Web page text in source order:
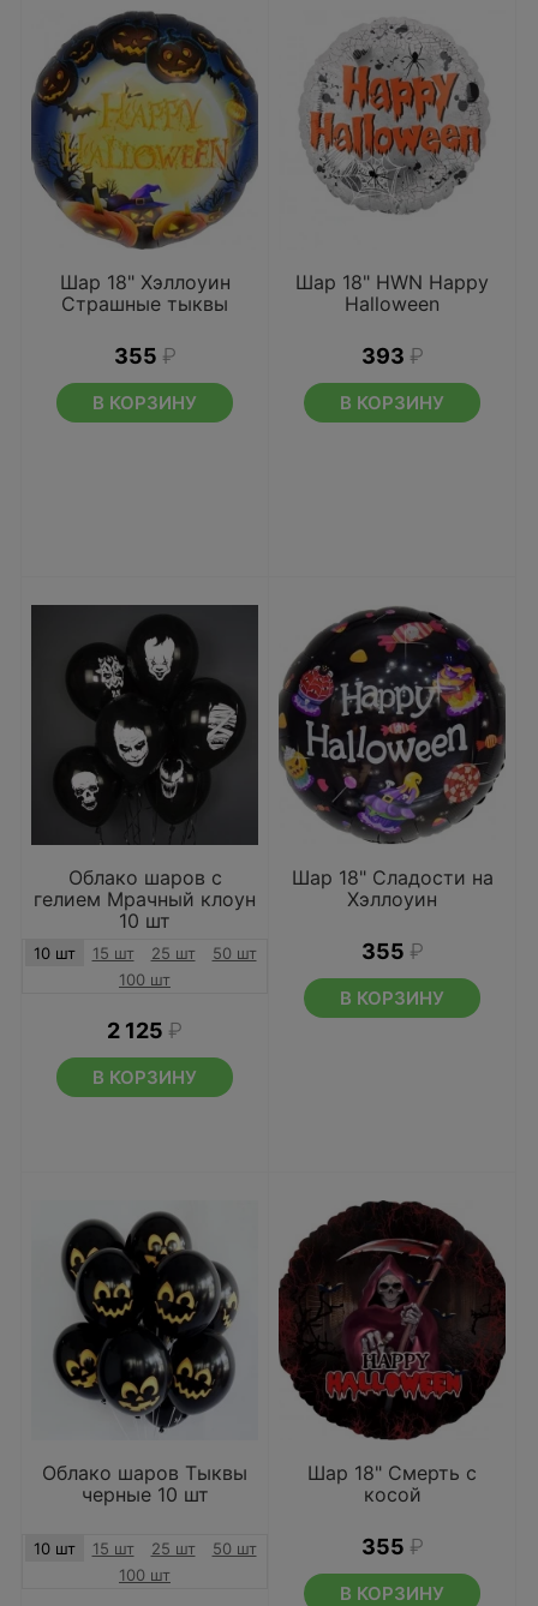
Шар 18" Хэллоуин
Страшные тыквы
355 ₽
В КОРЗИНУ
Шар 18" HWN Happy
Halloween
393 ₽
В КОРЗИНУ
Облако шаров с
гелием Мрачный клоун
10 шт
10 шт 15 шт 25 шт
50 шт
100 шт
2 125 ₽
В КОРЗИНУ
Шар 18" Сладости на
Хэллоуин
355 ₽
В КОРЗИНУ
Облако шаров Тыквы
черные 10 шт
10 шт 15 шт 25 шт
50 шт
100 шт
Шар 18" Смерть с
косой
355 ₽
В КОРЗИНУ